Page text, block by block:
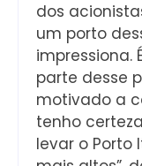
dos
um porto
impressiona.
parte desse
motivado a
tenho
levar o